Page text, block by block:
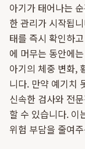
아기가 태어나는
한 관리가 시작됩
태를 즉시 확인하
에 머무는 동안에
아기의 체중 변화,
니다. 만약 예기치
신속한 검사와 전
할 수 있습니다. 이
위험 부담을 줄여